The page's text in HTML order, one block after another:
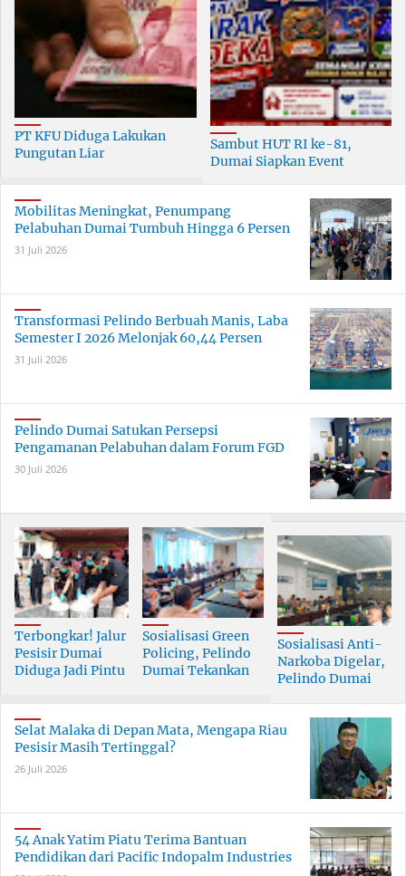
PT KFU Diduga Lakukan
Pungutan Liar
Dumai
Sambut HUT RI ke-81,
Dumai Siapkan Event
Mobilitas Meningkat, Penumpang
Pelabuhan Dumai Tumbuh Hingga 6 Persen
31 Juli 2026
Transformasi Pelindo Berbuah Manis, Laba
Semester I 2026 Melonjak 60,44 Persen
31 Juli 2026
Pelindo Dumai Satukan Persepsi
Pengamanan Pelabuhan dalam Forum FGD
30 Juli 2026
Terbongkar! Jalur
Pesisir Dumai
Diduga Jadi Pintu
Skala Besar
Sosialisasi Green
Policing, Pelindo
Dumai Tekankan
Bersama
Sosialisasi Anti-
Narkoba Digelar,
Pelindo Dumai
Selat Malaka di Depan Mata, Mengapa Riau
Pesisir Masih Tertinggal?
26 Juli 2026
54 Anak Yatim Piatu Terima Bantuan
Pendidikan dari Pacific Indopalm Industries